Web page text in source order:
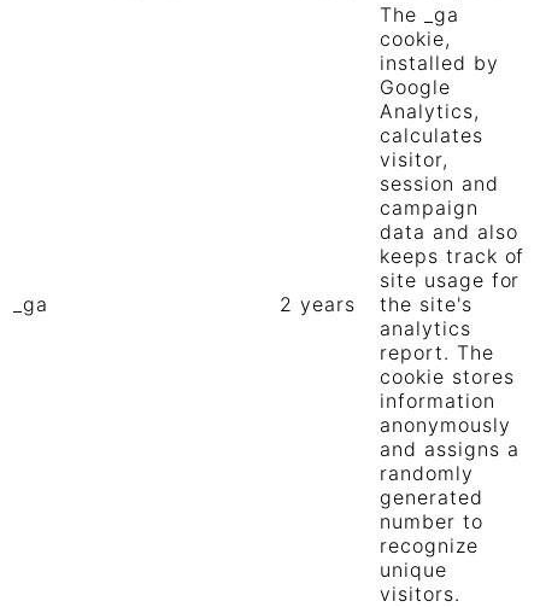
_ga 2 years
The _ga
cookie,
installed by
Google
Analytics,
calculates
visitor,
session and
campaign
data and also
keeps track of
site usage for
the site's
analytics
report. The
cookie stores
information
anonymously
and assigns a
randomly
generated
number to
recognize
unique
visitors.